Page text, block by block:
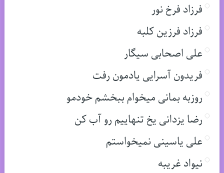
فرزاد فرخ نور
فرزاد فرزین کلبه
علی اصحابی سیگار
فریدون آسرایی یادمون رفت
روزبه بمانی میخوام ببخشم خودمو
رضا یزدانی یخ تنهاییم رو آب کن
علی یاسینی نمیخواستم
نیواد غریبه